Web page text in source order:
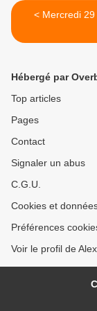
< Mercredi
Hébergé par
Top articles
Pages
Contact
Signaler un abus
C.G.U.
Cookies et
Préférences
Voir le profil de